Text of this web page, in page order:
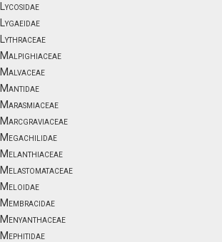
Lycosidae
Lygaeidae
Lythraceae
Malpighiaceae
Malvaceae
Mantidae
Marasmiaceae
Marcgraviaceae
Megachilidae
Melanthiaceae
Melastomataceae
Meloidae
Membracidae
Menyanthaceae
Mephitidae